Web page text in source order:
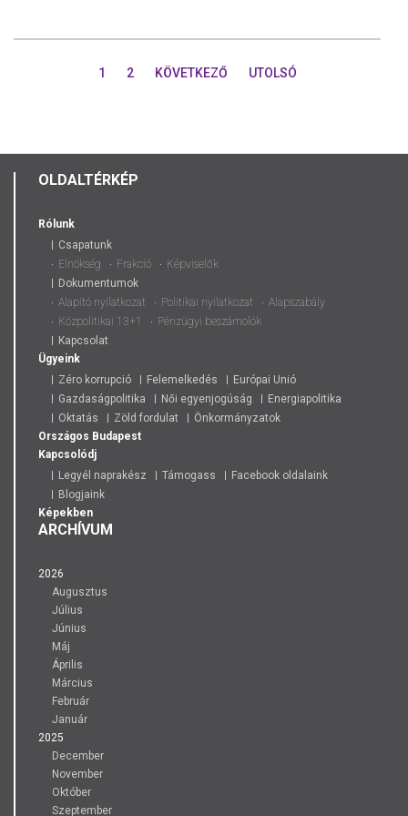
TANÁCS
1 2 KÖVETKEZŐ UTOLSÓ
OLDALTÉRKÉP
Rólunk
Csapatunk
Elnökség
Frakció
Képviselők
Dokumentumok
Alapító nyilatkozat
Politikai nyilatkozat
Alapszabály
Közpolitikai 13+1
Pénzügyi beszámolók
Kapcsolat
Ügyeink
Zéro korrupció
Felemelkedés
Európai Unió
Gazdaságpolitika
Női egyenjogúság
Energiapolitika
Oktatás
Zöld fordulat
Önkormányzatok
Országos Budapest
Kapcsolódj
Legyél naprakész
Támogass
Facebook oldalaink
Blogjaink
Képekben
ARCHÍVUM
2026
Augusztus
Július
Június
Máj
Április
Március
Február
Január
2025
December
November
Október
Szeptember